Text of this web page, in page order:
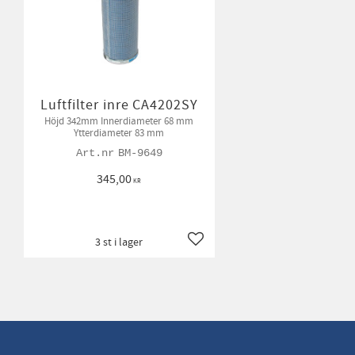
Luftfilter inre CA4202SY
Höjd 342mm Innerdiameter 68 mm
Ytterdiameter 83 mm
BM-9649
345,00KR
Lägg till i favoriter
3 st i lager